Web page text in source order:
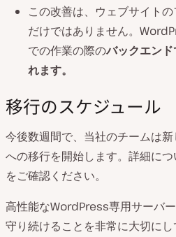
この改善は、ウェブサイト
だけではありません。
での作業の際のバックエン
れます。
移行のスケジュール
今後数週間で、当社のチームは
への移行を開始します。詳細につ
をご確認ください。
高性能なWordPress専用サーバ
守り続けることを非常に大切に